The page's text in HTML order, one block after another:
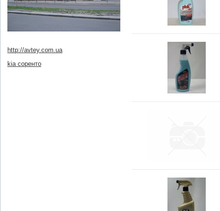
http://avtey.com.ua
kia соренто